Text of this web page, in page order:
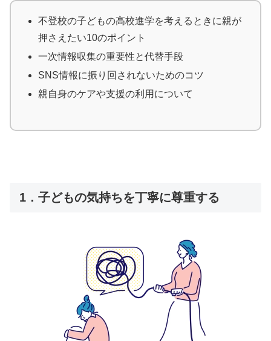
不登校の子どもの高校進学を考えるときに親が
押さえたい10のポイント
一次情報収集の重要性と代替手段
SNS情報に振り回されないためのコツ
親自身のケアや支援の利用について
1．子どもの気持ちを丁寧に尊重する